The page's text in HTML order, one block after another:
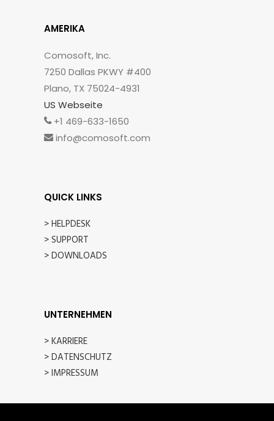
AMERIKA
Comosoft, Inc.
7250 Dallas PKWY #400
Plano, TX 75024-4931
US Webseite
+1 469-633-1650
info@comosoft.com
QUICK LINKS
> HELPDESK
> SUPPORT
> DOWNLOADS
UNTERNEHMEN
> KARRIERE
> DATENSCHUTZ
> IMPRESSUM